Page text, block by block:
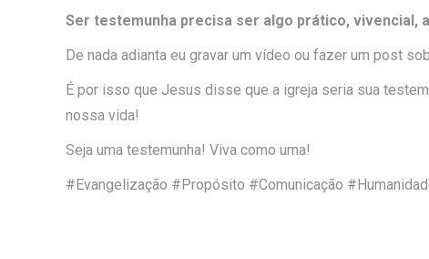
Ser testemunha precisa ser algo prático, vivencial,
De nada adianta eu gravar um vídeo ou fazer um post
É por isso que Jesus disse que a igreja seria sua
nossa vida!
Seja uma testemunha! Viva como uma!
#Evangelização #Propósito #Comunicação